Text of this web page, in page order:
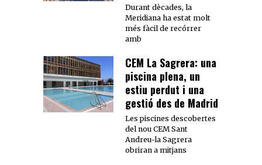
Durant dècades, la
Meridiana ha estat molt
més fàcil de recórrer
amb
CEM La Sagrera: una
piscina plena, un
estiu perdut i una
gestió des de Madrid
Les piscines descobertes
del nou CEM Sant
Andreu-la Sagrera
obriran a mitjans